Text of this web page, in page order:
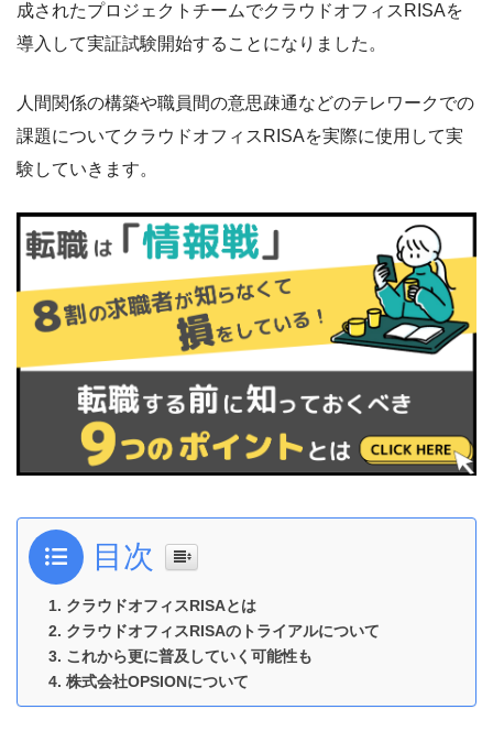
成されたプロジェクトチームでクラウドオフィスRISAを
導入して実証試験開始することになりました。
人間関係の構築や職員間の意思疎通などのテレワークでの
課題についてクラウドオフィスRISAを実際に使用して実
験していきます。
目次
クラウドオフィスRISAとは
クラウドオフィスRISAのトライアルについて
これから更に普及していく可能性も
株式会社OPSIONについて